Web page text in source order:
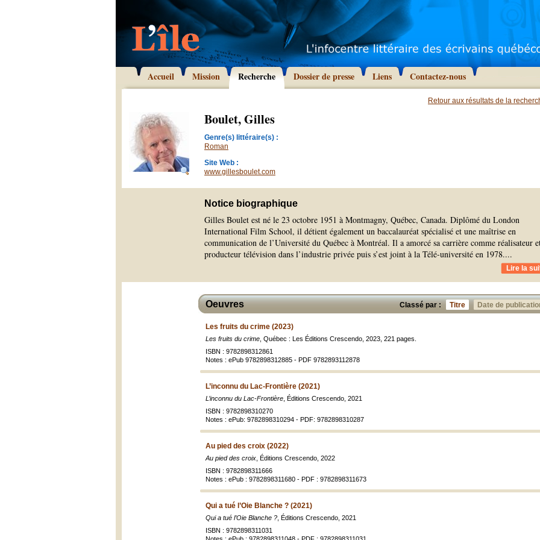
Accueil Mission Recherche Dossier de presse Liens Contactez-nous
Retour aux résultats de la
Boulet, Gilles
Genre(s) littéraire(s) :
Roman
Site Web :
www.gillesboulet.com
Notice biographique
Gilles Boulet est né le 23 octobre 1951 à Montmagny, Québec, Canada. Diplômé du London
International Film School, il détient également un baccalauréat spécialisé et une maîtrise en
communication de l’Université du Québec à Montréal. Il a amorcé sa carrière comme réalisateur
producteur télévision dans l’industrie privée puis s’est joint à la Télé‑université en 1978....
Lire la
Classé par : Titre Date de
Oeuvres
Les fruits du crime (2023)
Les fruits du crime , Québec : Les Éditions Crescendo, 2023, 221 pages.
ISBN : 9782898312861
Notes : ePub 9782898312885 - PDF 9782893112878
L’inconnu du Lac-Frontière (2021)
L’inconnu du Lac-Frontière , Éditions Crescendo, 2021
ISBN : 9782898310270
Notes : ePub: 9782898310294 - PDF: 9782898310287
Au pied des croix (2022)
Au pied des croix , Éditions Crescendo, 2022
ISBN : 9782898311666
Notes : ePub : 9782898311680 - PDF : 9782898311673
Qui a tué l’Oie Blanche ? (2021)
Qui a tué l’Oie Blanche ? , Éditions Crescendo, 2021
ISBN : 9782898311031